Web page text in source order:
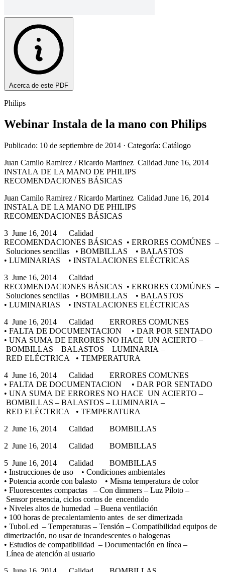
Acerca de este PDF
Philips
Webinar Instala de la mano con Philips
Publicado: 10 de septiembre de 2014 · Categoría: Catálogo
Juan Camilo Ramirez / Ricardo Martinez Calidad June 16, 2014
INSTALA DE LA MANO DE PHILIPS
RECOMENDACIONES BÁSICAS
Juan Camilo Ramirez / Ricardo Martinez Calidad June 16, 2014
INSTALA DE LA MANO DE PHILIPS
RECOMENDACIONES BÁSICAS
3 June 16, 2014 Calidad
RECOMENDACIONES BÁSICAS • ERRORES COMÚNES –
Soluciones sencillas • BOMBILLAS • BALASTOS
• LUMINARIAS • INSTALACIONES ELÉCTRICAS
3 June 16, 2014 Calidad
RECOMENDACIONES BÁSICAS • ERRORES COMÚNES –
Soluciones sencillas • BOMBILLAS • BALASTOS
• LUMINARIAS • INSTALACIONES ELÉCTRICAS
4 June 16, 2014 Calidad ERRORES COMUNES
• FALTA DE DOCUMENTACION • DAR POR SENTADO
• UNA SUMA DE ERRORES NO HACE UN ACIERTO –
BOMBILLAS – BALASTOS – LUMINARIA –
RED ELÉCTRICA • TEMPERATURA
4 June 16, 2014 Calidad ERRORES COMUNES
• FALTA DE DOCUMENTACION • DAR POR SENTADO
• UNA SUMA DE ERRORES NO HACE UN ACIERTO –
BOMBILLAS – BALASTOS – LUMINARIA –
RED ELÉCTRICA • TEMPERATURA
2 June 16, 2014 Calidad BOMBILLAS
2 June 16, 2014 Calidad BOMBILLAS
5 June 16, 2014 Calidad BOMBILLAS
• Instrucciones de uso • Condiciones ambientales
• Potencia acorde con balasto • Misma temperatura de color
• Fluorescentes compactas – Con dimmers – Luz Piloto –
Sensor presencia, ciclos cortos de encendido
• Niveles altos de humedad – Buena ventilación
• 100 horas de precalentamiento antes de ser dimerizada
• TuboLed – Temperaturas – Tensión – Compatibilidad equipos de
dimerización, no usar de incandescentes o halogenas
• Estudios de compatibilidad – Documentación en línea –
Línea de atención al usuario